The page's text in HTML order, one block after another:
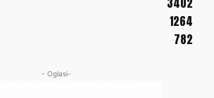
1264
782
- Oglasi-